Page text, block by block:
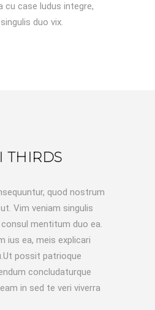
cu case ludus integre,
duo vix.
THIRDS
quod nostrum
Vim veniam singulis
mentitum duo ea.
ius ea, meis explicari
possit patrioque
concludaturque
in sed te veri viverra